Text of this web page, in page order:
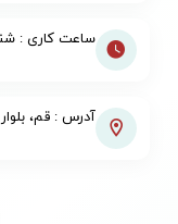
ساعت کاری : شنبه تا
آدرس : قم، بلوار